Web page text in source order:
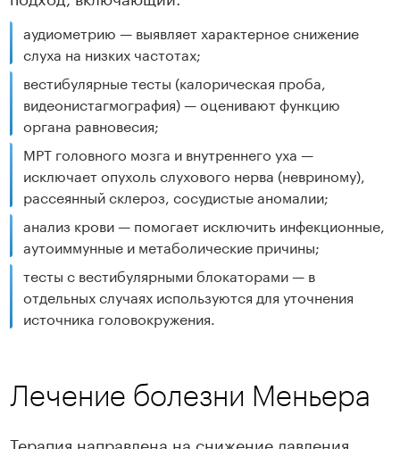
аудиометрию — выявляет характерное снижение
слуха на низких частотах;
вестибулярные тесты (калорическая проба,
видеонистагмография) — оценивают функцию
органа равновесия;
МРТ головного мозга и внутреннего уха —
исключает опухоль слухового нерва (невриному),
рассеянный склероз, сосудистые аномалии;
анализ крови — помогает исключить инфекционные,
аутоиммунные и метаболические причины;
тесты с вестибулярными блокаторами — в
отдельных случаях используются для уточнения
источника головокружения.
Лечение болезни Меньера
Терапия направлена на снижение давления